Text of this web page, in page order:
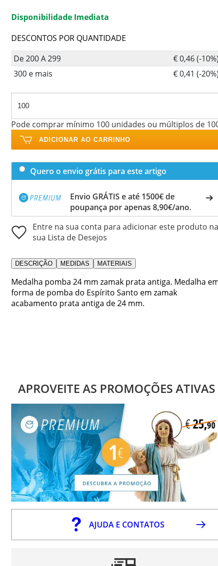
Disponibilidade Imediata
DESCONTOS POR QUANTIDADE
De 200 A 299
€ 0,46 (-
300 e mais
€ 0,41 (-
Pode comprar mínimo 100 unidades ou múltiplos de
ADICIONAR AO CARRINHO
Quero o envio grátis para este artigo
Envio GRÁTIS e até 1500€ de
poupança por apenas 8,90€/ano.
Entre na sua conta para adicionar este produto na
sua Lista de Desejos
DESCRIÇÃO MEDIDAS MATERIAIS
Medalha pomba 24 mm zamak prata antiga. Medalha
forma de pomba do Espírito Santo em zamak
acabamento prata antiga de 24 mm.
APROVEITE AS PROMOÇÕES ATIVAS
AJUDA E CONTATOS